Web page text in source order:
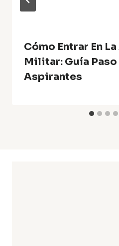
Cómo Entrar En
Militar: Guía Paso
Aspirantes